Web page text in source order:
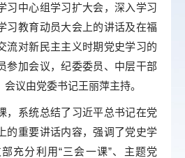
习中心组学习扩大会，深入学习
习教育动员大会上的讲话及在福
流对新民主主义时期党史学习的
参加会议，纪委委员、中层干部
议由党委书记王丽萍主持。
系统总结了习近平总书记在党
的重要讲话内容，强调了党史学
充分利用“三会一课”、主题党